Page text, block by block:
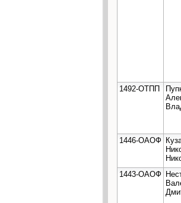
1492-ОТПП
1446-ОАОФ
1443-ОАОФ